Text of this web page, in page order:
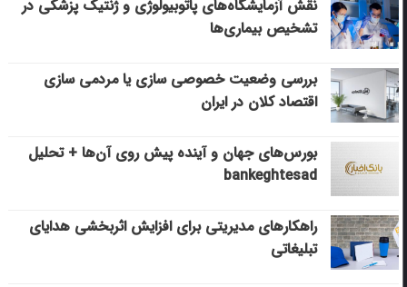
نقش آزمایشگاه‌های پاتوبیولوژی و ژنتیک پزشکی در
تشخیص بیماری‌ها
بررسی وضعیت خصوصی سازی یا مردمی سازی
اقتصاد کلان در ایران
بورس‌های جهان و آینده پیش روی آن‌ها + تحلیل
bankeghtesad
راهکارهای مدیریتی برای افزایش اثربخشی هدایای
تبلیغاتی